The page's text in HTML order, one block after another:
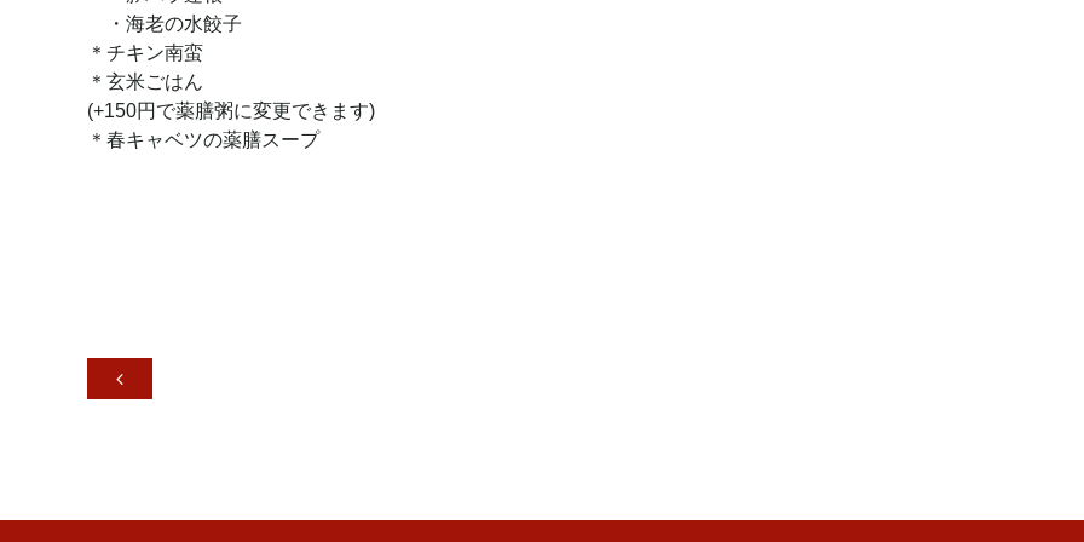
・海老の水餃子
＊チキン南蛮
＊玄米ごはん
(+150円で薬膳粥に変更できます)
＊春キャベツの薬膳スープ
